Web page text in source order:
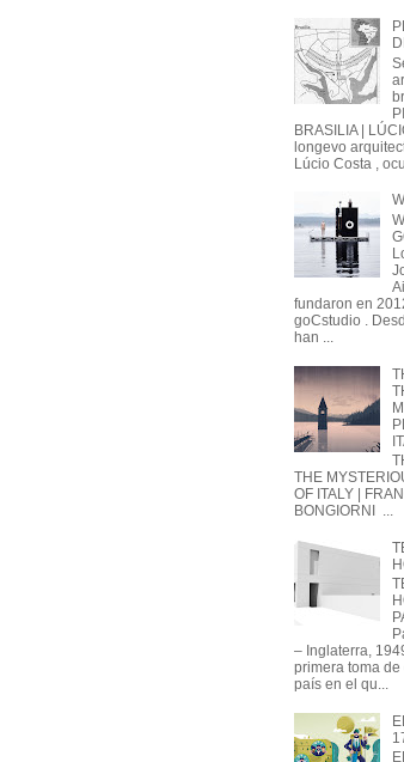
BRASILIA |
longevo
Lúcio Costa ,
fundaron en
goCstudio .
han ...
THE
OF ITALY |
BONGIORNI ...
– Inglaterra,
primera toma de
país en el qu...